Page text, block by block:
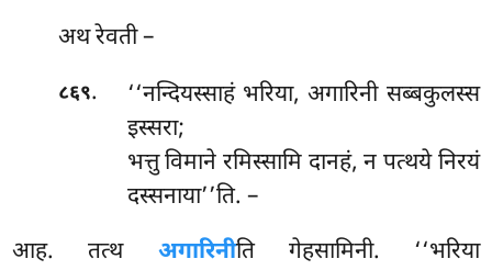
अथरेवती –
८६९.
‘‘नन्दियस्साहं भरिया, अगारिनी सब्बकुलस्स
इस्सरा;
भत्तु विमाने रमिस्सामि दानहं, न पत्थये निरयं
दस्सनाया’’ति. –
आह. तत्थ अगारिनीति गेहसामिनी. ‘‘भरिया